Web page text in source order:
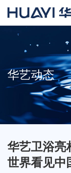
关于华艺
华艺产品
新闻资讯
招商加盟
华艺动态
华艺卫浴亮
世界看见中